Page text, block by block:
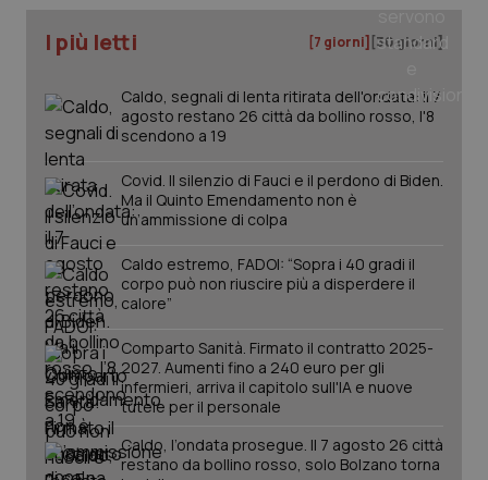
I più letti [7 giorni] [30 giorni]
Caldo, segnali di lenta ritirata dell'ondata: il 7
agosto restano 26 città da bollino rosso, l'8
scendono a 19
Covid. Il silenzio di Fauci e il perdono di Biden.
Ma il Quinto Emendamento non è
un’ammissione di colpa
Caldo estremo, FADOI: “Sopra i 40 gradi il
corpo può non riuscire più a disperdere il
calore”
Comparto Sanità. Firmato il contratto 2025-
2027. Aumenti fino a 240 euro per gli
infermieri, arriva il capitolo sull'IA e nuove
tutele per il personale
Caldo, l’ondata prosegue. Il 7 agosto 26 città
restano da bollino rosso, solo Bolzano torna
tracking-sites-ironfish-
session-id
www.quotidianosanita.it
_ga
.quotidianosanita.it